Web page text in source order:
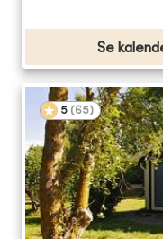
Se
5 (65)